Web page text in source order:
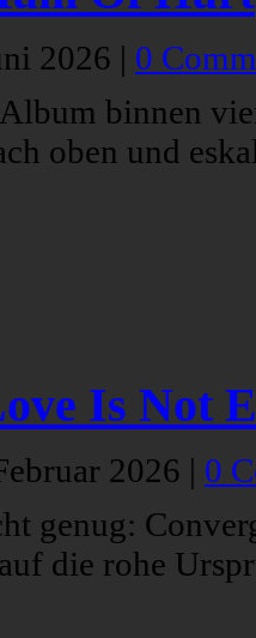
2026 | 0
binnen
oben und
Is Not
2026 | 0
genug:
die rohe